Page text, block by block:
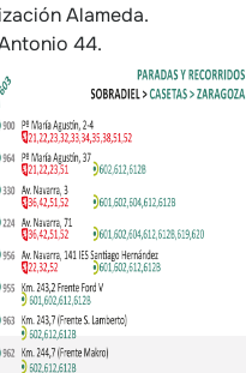
Alameda.
44.